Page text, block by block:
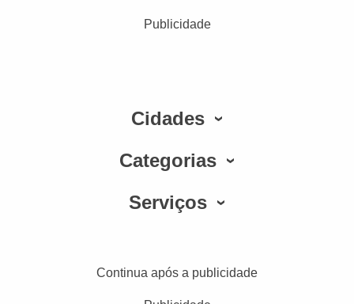
Publicidade
Cidades
Categorias
Serviços
Continua após a publicidade